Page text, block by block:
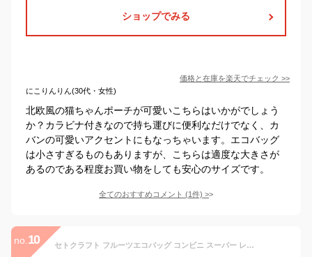
ショップでみる
価格と在庫を楽天でチェック >>
にこりんりん(30代・女性)
北欧風の猫ちゃんポーチが可愛いこちらはいかがでしょう
か？カラビナ付きなので持ち運びに便利なだけでなく、カ
バンの可愛いアクセントにもなっちゃいます。エコバッグ
は小さすぎるものもありますが、こちらは適度な大きさが
あるのである程度お買い物をしても安心のサイズです。
全てのおすすめコメント (1件) >
no. 10 セトクラフト フルーツエコバッグ コンビニ スーパー レディース 女子 軽量 簡単 買い物 おしゃれ 可愛い 人気 プレゼント ギフト サマー 夏 果物 フルーツ レモン スイカ オレンジ SETOCRAFT tempoo